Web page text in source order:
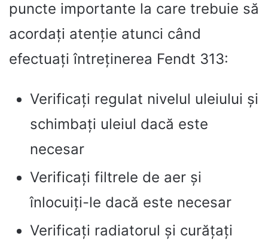
puncte importante la care trebuie să
acordați atenție atunci când
efectuați întreținerea Fendt 313:
Verificați regulat nivelul uleiului și
schimbați uleiul dacă este
necesar
Verificați filtrele de aer și
înlocuiți-le dacă este necesar
Verificați radiatorul și curățați